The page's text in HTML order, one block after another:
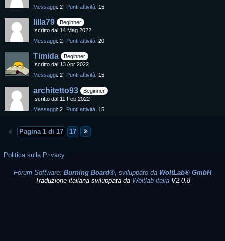
Messaggi 2 Punti attività 15
lilla79
Beginner
Iscritto dal 14 Mag 2022
Messaggi 2 Punti attività 20
Timida
Beginner
Iscritto dal 13 Apr 2022
Messaggi 2 Punti attività 15
architetto93
Beginner
Iscritto dal 11 Feb 2022
Messaggi 2 Punti attività 15
Pagina 1 di 17 17
Politica sulla Privacy
Forum Software: Burning Board®, sviluppato da WoltLab® GmbH
Traduzione italiana sviluppata da Woltlab italiaV2.0.8